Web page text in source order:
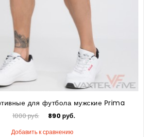
для футбола мужские Prima
1000 руб. 890 руб.
Добавить к сравнению